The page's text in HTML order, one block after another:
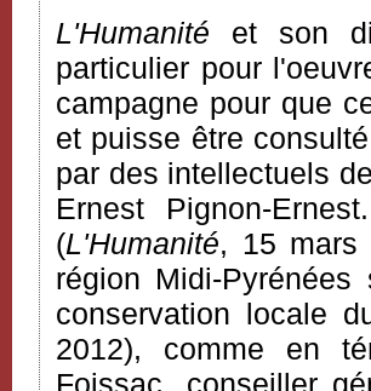
L'Humanité et son
particulier pour
campagne pour que
et puisse être
par des intellectuels
Ernest Pignon-
(L'Humanité, 15 mars
région Midi-
conservation locale
2012), comme en
Foissac, conseiller